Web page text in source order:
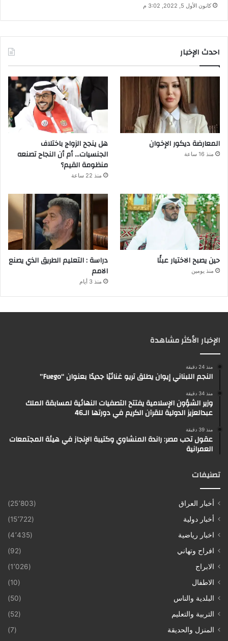
كانون الأول 5, 2022, 3:02 م
احدث الإخبار
المعارضة ديكور الإخوان
منذ 16 ساعة
هل ينجح الزواج باختلاف
الجنسيات… أم أن النجاح تصنعه
منظومة القيم؟
منذ 22 ساعة
حين يصبح الاختيار عبئًا
منذ يومين
دراسة : التعليم الطريق الذي يصنع
الامم
منذ 3 أيام
الإخبار الأكثر مشاهدة
منذ 24 دقيقة
النجم اللبناني إيوان يطلق تريو غنائيًا جديدًا بعنوان “Fuego”
منذ 34 دقيقة
وزير الشؤون الإسلامية يفتتح التصفيات النهائية لمسابقة الملك
عبدالعزيز الدولية للقرآن الكريم في دورتها الـ46
منذ 39 دقيقة
عقول تحب مصر: راندة المنشاوي وكتيبة الإنجاز في هيئة المجتمعات
العمرانية
تصنيفات
أخبار العراق
(25٬803)
أخبار دولية
(15٬722)
اخبار رياضية
(4٬435)
افراح وتهاني
(92)
الابراج
(1٬026)
الاطفال
(10)
البلدية والناس
(50)
التربية والتعليم
(52)
المنزل والحديقة
(7)